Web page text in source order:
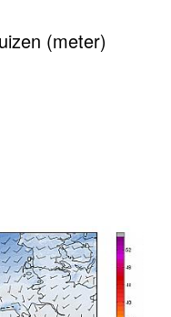
(meter)